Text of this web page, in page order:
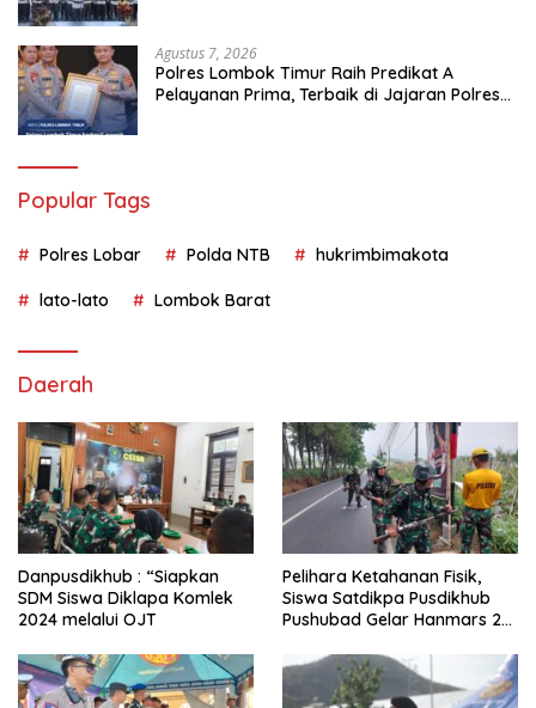
Agustus 7, 2026
Polres Lombok Timur Raih Predikat A
Pelayanan Prima, Terbaik di Jajaran Polres
Popular Tags
Polres Lobar Polda NTB hukrimbimakota
lato-lato Lombok Barat
Daerah
Danpusdikhub : “Siapkan
SDM Siswa Diklapa Komlek
2024 melalui OJT
Pelihara Ketahanan Fisik,
Siswa Satdikpa Pusdikhub
Pushubad Gelar Hanmars 25